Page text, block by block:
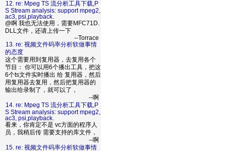
12. re: Mpeg TS 流分析工具下载,P
S Stream analysis: support mpeg2,
ac3, psi,playback.
@啊 我也无法使用，需要MFC71D.
DLL文件，还请上传一下
--Torrace
13. re: 视频文件码率分析软做事情
的态度
这个需要用到复用器，去复用各个
节目： 你可以用6个播出工具，把这
6个ts文件实时播出 给 复用器，然后
用复用器去复用，然后把复用器的
输出给录制了，就可以了，
--啊
14. re: Mpeg TS 流分析工具下载,P
S Stream analysis: support mpeg2,
ac3, psi,playback.
看来，你肯定不是 vc方面的程序人
员，我稍后传 需要支持的库文件，
--啊
15. re: 视频文件码率分析软做事情